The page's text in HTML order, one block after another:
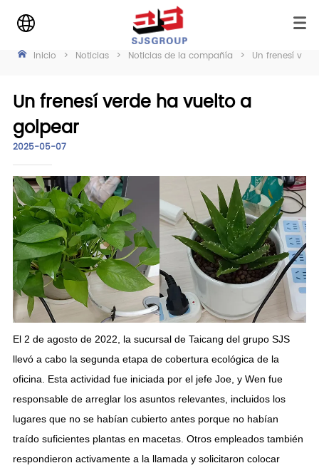
Inicio > Noticias > Noticias de la compañía > Un frenesí
Un frenesí verde ha vuelto a
golpear
2025-05-07